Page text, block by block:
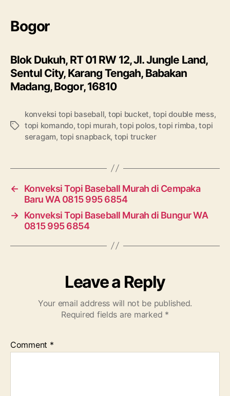
Bogor
Blok Dukuh, RT 01 RW 12, Jl. Jungle Land,
Sentul City, Karang Tengah, Babakan
Madang, Bogor, 16810
Tags
konveksi topi baseball, topi bucket, topi double mess,
topi komando,topi murah,topi polos,topi rimba,topi
seragam, topi snapback, topi trucker
←
Konveksi Topi Baseball Murah di Cempaka
Baru WA 0815 995 6854
→ Konveksi Topi Baseball Murah di Bungur WA
0815 995 6854
Leave a Reply
Your email address will not be published.
Required fields are marked *
Comment *